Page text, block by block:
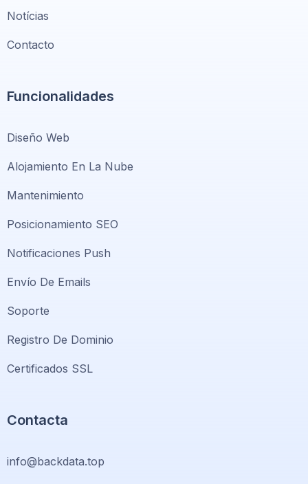
Notícias
Contacto
Funcionalidades
Diseño Web
Alojamiento En La Nube
Mantenimiento
Posicionamiento SEO
Notificaciones Push
Envío De Emails
Soporte
Registro De Dominio
Certificados SSL
Contacta
info@backdata.top